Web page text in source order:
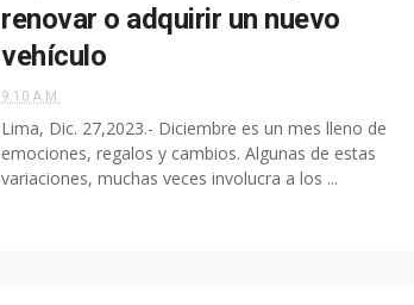
renovar o adquirir un nuevo
vehículo
9:10 A.M.
Lima, Dic. 27,2023.- Diciembre es un mes lleno de
emociones, regalos y cambios. Algunas de estas
variaciones, muchas veces involucra a los ...